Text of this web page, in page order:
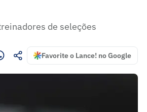
de seleções
Favorite o Lance! no Google